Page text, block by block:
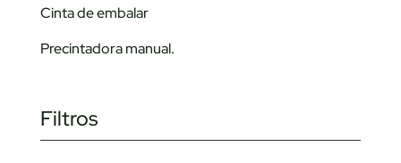
Cinta de embalar
Precintadora manual.
Filtros